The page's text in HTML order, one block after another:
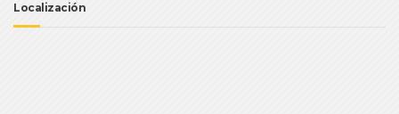
Localización